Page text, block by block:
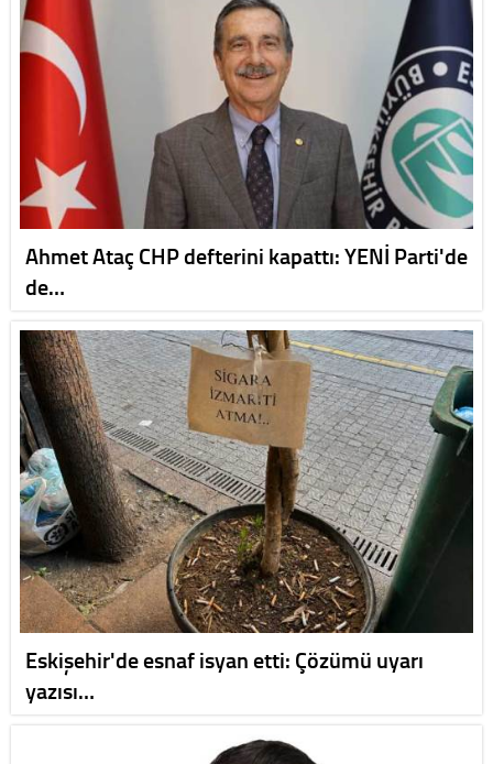
Ahmet Ataç CHP defterini kapattı: YENİ Parti'de
de…
Eskişehir'de esnaf isyan etti: Çözümü uyarı
yazısı…